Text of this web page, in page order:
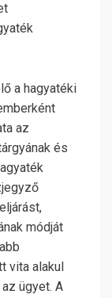
a hagyatéki
az
és
módját
vita alakul
ügyet. A